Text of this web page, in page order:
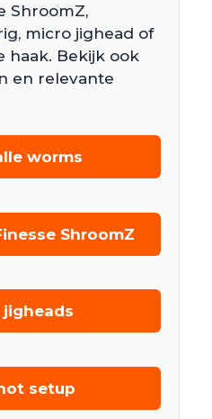
ShroomZ,
micro jighead of
haak. Bekijk ook
en relevante
worms
ShroomZ
setup